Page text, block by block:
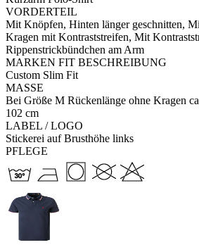
VORDERTEIL
Mit Knöpfen, Hinten länger geschnitten,
Kragen mit Kontraststreifen, Mit
Rippenstrickbündchen am Arm
MARKEN FIT BESCHREIBUNG
Custom Slim Fit
MASSE
Bei Größe M Rückenlänge ohne Kragen
102 cm
LABEL / LOGO
Stickerei auf Brusthöhe links
PFLEGE